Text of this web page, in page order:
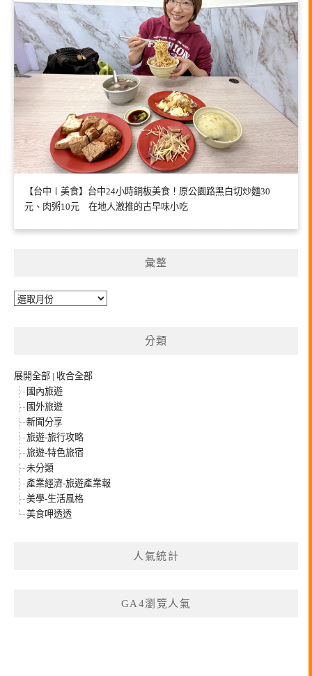
【台中〡美食】台中24小時銅板美食！原公園路黑白切炒麵30
元、肉粥10元 在地人激推的古早味小吃
彙整
彙
分類
展開全部 | 收合全部
國內旅遊
國外旅遊
新聞分享
旅遊-旅行攻略
旅遊-特色旅宿
未分類
產業經濟-旅遊產業報
美學-生活風格
美食呷透透
人氣統計
GA4瀏覽人氣